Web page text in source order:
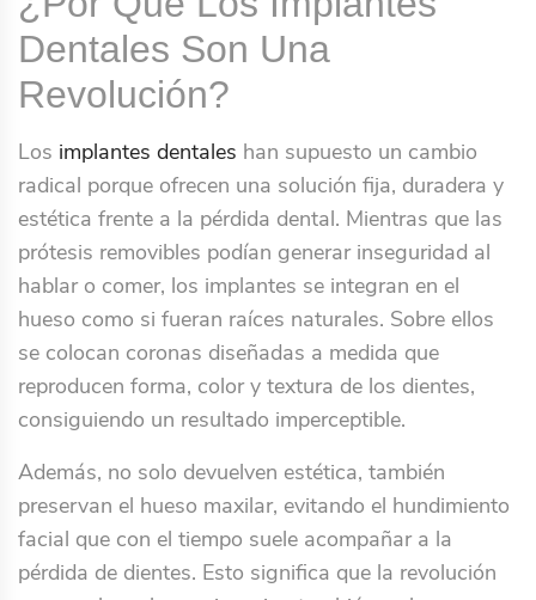
Dentales Son Una
Revolución?
Los implantes dentales han supuesto un cambio
radical porque ofrecen una solución fija, duradera y
estética frente a la pérdida dental. Mientras que las
prótesis removibles podían generar inseguridad al
hablar o comer, los implantes se integran en el
hueso como si fueran raíces naturales. Sobre ellos
se colocan coronas diseñadas a medida que
reproducen forma, color y textura de los dientes,
consiguiendo un resultado imperceptible.
Además, no solo devuelven estética, también
preservan el hueso maxilar, evitando el hundimiento
facial que con el tiempo suele acompañar a la
pérdida de dientes. Esto significa que la revolución